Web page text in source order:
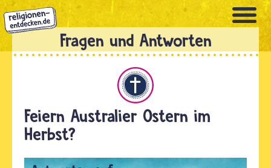
Direkt
zum
Inhalt
Feiern Australier Ostern im
Herbst?